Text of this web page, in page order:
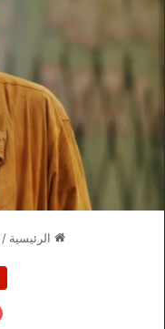
الرئيسية /